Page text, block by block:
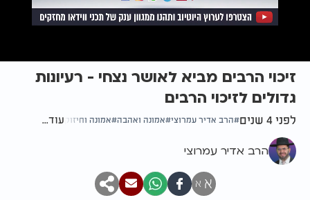
זיכוי הרבים מביא לאושר נצחי - רעיונות
גדולים לזיכוי הרבים
לפני 4 שנים הרב אדיר עמרוצי אמונה ואהבה אמונה וחיזוק עוד...
הרב אדיר עמרוצי
א א